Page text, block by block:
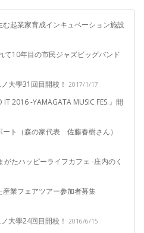
む起業家育成インキュベーション施設
て10年目の市民ジャズビッグバンド
大學31回目開校！ 2017/1/17
2016 -YAMAGATA MUSIC FES.』開
ート（森の家代表 佐藤春樹さん）
がたハッピーライフカフェ -庄内のく
産業フェアツアー参加者募集
大學24回目開校！ 2016/6/15